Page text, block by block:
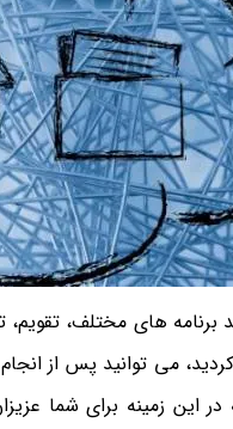
برنامه های مختلف،
می توانید پس از
در این زمینه برای شما